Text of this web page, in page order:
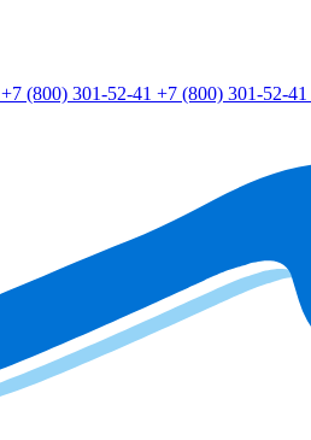
+7 (800) 301-52-41 +7 (800) 301-52-41